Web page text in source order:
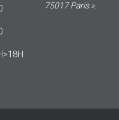
75017 Paris ».